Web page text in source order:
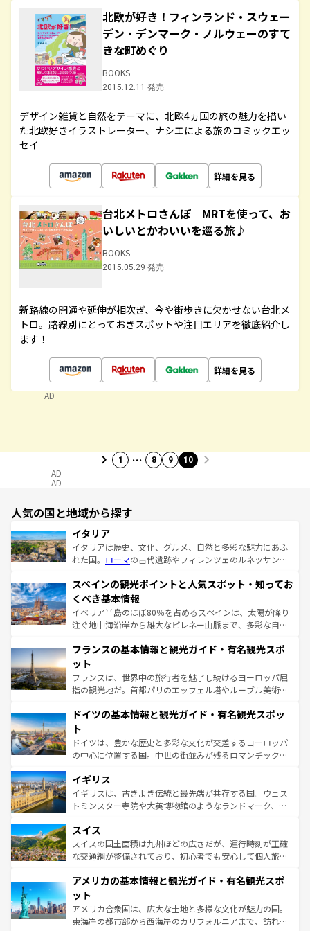
北欧が好き！フィンランド・スウェー
デン・デンマーク・ノルウェーのすて
きな町めぐり
BOOKS
2015.12.11 発売
デザイン雑貨と自然をテーマに、北欧4ヵ国の旅の魅力を描い
た北欧好きイラストレーター、ナシエによる旅のコミックエッ
セイ
詳細を見る
台北メトロさんぽ MRTを使って、お
いしいとかわいいを巡る旅♪
BOOKS
2015.05.29 発売
新路線の開通や延伸が相次ぎ、今や街歩きに欠かせない台北メ
トロ。路線別にとっておきスポットや注目エリアを徹底紹介し
ます！
詳細を見る
AD
1 … 8 9 10
AD
AD
人気の国と地域から探す
イタリア
イタリアは歴史、文化、グルメ、自然と多彩な魅力にあふ
れた国。 ローマの古代遺跡やフィレンツェのルネッサンス
ろん、トスカーナの美しい田園風景やアマルフィ海岸の絶
景など、自然景観も見逃せない。観光の合間には、本場の
ピザやパスタなど、絶品のイタリア料理を堪能することも
できる。朝目覚めてから夜眠るまで、すべての瞬間を楽し
なお、新着のイタリア情報はコンテンツ一覧を参照してほ
しい。
スペインの観光ポイントと人気スポット・知ってお
くべき基本情報
イベリア半島のほぼ80％を占めるスペインは、太陽が降り
注ぐ地中海沿岸から雄大なピレネー山脈まで、多彩な自然
文化が根付くこの国では、情熱的なフラメンコ、熱気あふ
れる闘牛、そして美味しいタパスが生活の一部となってい
る。首都マドリードの洗練された雰囲気や、バルセロナの
アートに溢れた街角から、地方では古代ローマ遺跡や中世
せる。地方によって風土や気候が異なるスペインはその個
ンテンツ一覧 を参照してほしい。
フランスの基本情報と観光ガイド・有名観光スポ
ット
フランスは、世界中の旅行者を魅了し続けるヨーロッパ屈
指の観光地だ。首都パリのエッフェル塔やルーブル美術館
で、幅広い魅力が詰まっている。華麗な宮殿、歴史的な大
聖堂、美しいビーチ、そして豊かな自然が、訪れる者を心
から魅了する。また、フランスは美食の国としても知ら
れ、フランス料理はユネスコ無形文化遺産にも登録されて
香り高いラベンダー畑など、多彩な楽しみ方が可能だ。さ
らに、パリ以外の地域にも魅力が溢れており、どの街角に
も豊かな歴史と文化が息づいている。パリ以外の個性あふ
を参照してほしい。
ドイツの基本情報と観光ガイド・有名観光スポッ
ト
ドイツは、豊かな歴史と多彩な文化が交差するヨーロッパ
の中心に位置する国。中世の街並みが残るロマンチック街
顔を持つこの国は、どこを歩いても飽きることがない。ベ
ルリンの文化的活気、バイエルン州のアルプスの絶景、そ
してライン川沿いのワイン畑といった風景は必見。ビール
は、お酒好きな人にはぜひ体験してほしい。 なお、新着の
ドイツ情報はコンテンツ一覧を参照してほしい。
イギリス
イギリスは、古きよき伝統と最先端が共存する国。ウェス
トミンスター寺院や大英博物館のようなランドマーク、歴
リアごとに異なる魅力がある。また、優雅なアフタヌーン
ティー、ビール好きにはたまらない英国パブ、サッカー観
戦など、本場だからこそできる体験も豊富。イギリスを旅
ンツ一覧を参照してほしい。
スイス
スイスの国土面積は九州ほどの広さだが、運行時刻が正確
な交通網が整備されており、初心者でも安心して個人旅行
の建物がそのまま残る町や、スイスならではのユニークな
博物館もあり、アルプス観光だけでなく町歩きも満喫する
ことができる。国民の所得が高いため物価も高いが、旅行
者向けの交通パス提供のサービスもあり、うまく活用すれ
アメリカの基本情報と観光ガイド・有名観光スポ
ット
アメリカ合衆国は、広大な土地と多様な文化が魅力の国。
東海岸の都市部から西海岸のカリフォルニアまで、訪れる